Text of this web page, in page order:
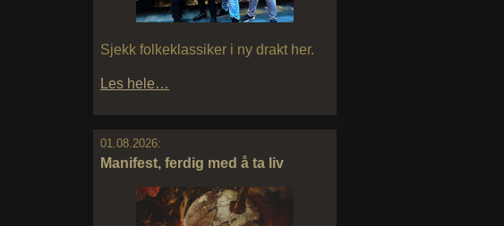
Sjekk folkeklassiker i ny drakt her.
Les hele…
01.08.2026:
Manifest, ferdig med å ta liv